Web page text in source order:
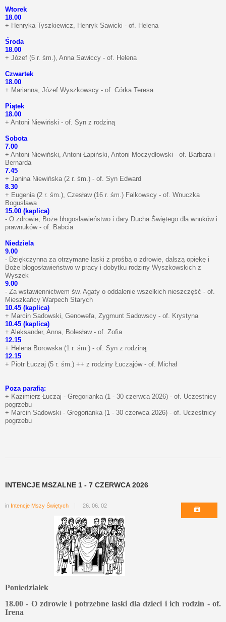
Wtorek
18.00
+ Henryka Tyszkiewicz, Henryk Sawicki - of. Helena
Środa
18.00
+ Józef (6 r. śm.), Anna Sawiccy - of. Helena
Czwartek
18.00
+ Marianna, Józef Wyszkowscy - of. Córka Teresa
Piątek
18.00
+ Antoni Niewiński - of. Syn z rodziną
Sobota
7.00
+ Antoni Niewiński, Antoni Łapiński, Antoni Moczydłowski - of. Barbara i
Bernarda
7.45
+ Janina Niewińska (2 r. śm.) - of. Syn Edward
8.30
+ Eugenia (2 r. śm.), Czesław (16 r. śm.) Falkowscy - of. Wnuczka
Bogusława
15.00 (kaplica)
- O zdrowie, Boże błogosławieństwo i dary Ducha Świętego dla wnuków i
prawnuków - of. Babcia
Niedziela
9.00
- Dziękczynna za otrzymane łaski z prośbą o zdrowie, dalszą opiekę i
Boże błogosławieństwo w pracy i dobytku rodziny Wyszkowskich z
Wyszek
9.00
- Za wstawiennictwem św. Agaty o oddalenie wszelkich nieszczęść - of.
Mieszkańcy Warpech Starych
10.45 (kaplica)
+ Marcin Sadowski, Genowefa, Zygmunt Sadowscy - of. Krystyna
10.45 (kaplica)
+ Aleksander, Anna, Bolesław - of. Zofia
12.15
+ Helena Borowska (1 r. śm.) - of. Syn z rodziną
12.15
+ Piotr Łuczaj (5 r. śm.) ++ z rodziny Łuczajów - of. Michał
Poza parafią:
+ Kazimierz Łuczaj - Gregorianka (1 - 30 czerwca 2026) - of. Uczestnicy
pogrzebu
+ Marcin Sadowski - Gregorianka (1 - 30 czerwca 2026) - of. Uczestnicy
pogrzebu
INTENCJE MSZALNE 1 - 7 CZERWCA 2026
in Intencje Mszy Świętych 26. 06. 02
Poniedziałek
18.00 - O zdrowie i potrzebne łaski dla dzieci i ich rodzin - of.
Irena